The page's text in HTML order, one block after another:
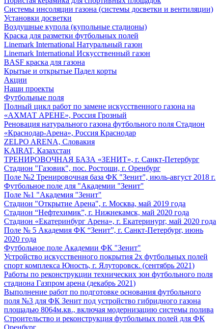
Системы инсоляции газона (системы досветки и вентиляции)
Установки досветки
Воздушные купола (купольные стадионы)
Краска для разметки футбольных полей
Linemark International Натуральный газон
Linemark International Искусственный газон
BASF краска для газона
Крытые и открытые Падел корты
Акции
Наши проекты
Футбольные поля
Полный цикл работ по замене искусственного газона на
«АХМАТ АРЕНЕ», Россия Грозный
Реновация натурального газона футбольного поля Стадион
«Краснодар-Арена», Россия Краснодар
ZELPO ARENA, Словакия
KAIRAT, Казахстан
ТРЕНИРОВОЧНАЯ БАЗА «ЗЕНИТ», г. Санкт-Петербург
Стадион "Газовик", пос. Ростоши, г. Оренбург
Поле №2 Тренировочная база ФК "Зенит", июль-август 2018 г.
Футбольное поле для "Академии "Зенит"
Поле №1 "Академия "Зенит"
Стадион "Открытие Арена", г. Москва, май 2019 года
Стадион “Нефтехимик”, г. Нижнекамск, май 2020 года
Стадион «Екатеринбург Арена», г. Екатеринург, май 2020 года
Поле № 5 Академия ФК “Зенит”, г. Санкт-Петербург, июнь
2020 года
Футбольное поле Академии ФК "Зенит"
Устройство искусственного покрытия 2х футбольных полей
спорт комплекса Юность, г. Ялуторовск. (сентябрь 2021)
Работы по реконструкции технических зон футбольного поля
стадиона Газпром арена (декабрь 2021)
Выполнение работ по подготовке основания футбольного
поля №3 для ФК Зенит под устройство гибридного газона
площадью 8064м.кв., включая модернизацию системы полива
Строительство и реконструкция футбольных полей для ФК
Оренбург